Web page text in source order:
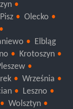
Pisz
Olecko
Elbląg
Krotoszyn
Września
Leszno
Wolsztyn